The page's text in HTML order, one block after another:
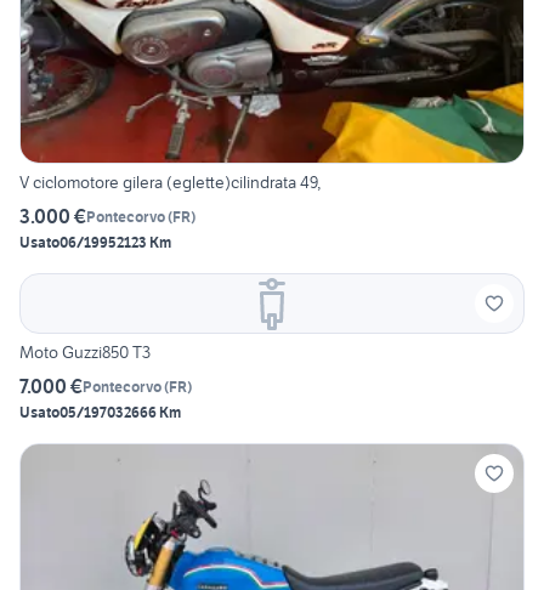
V ciclomotore gilera (eglette)cilindrata 49,
3.000 €Pontecorvo(FR)
Usato06/19952123 Km
Moto Guzzi850 T3
7.000 €Pontecorvo(FR)
Usato05/197032666 Km